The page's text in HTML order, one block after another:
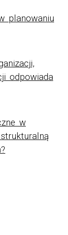
planowaniu
odpowiada
w